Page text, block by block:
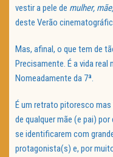
vestir a pele de mulher,
deste Verão
Mas, afinal, o que tem de
Precisamente. É a vida
Nomeadamente da 7ª.
É um retrato pitoresco
de qualquer mãe (e pai)
se identificarem com
protagonista(s) e, por